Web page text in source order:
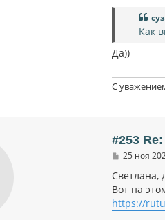
Как
Да))
С
#253
С
о
щ
е
н
25 ноя
Cветлана,
Вот на
https://